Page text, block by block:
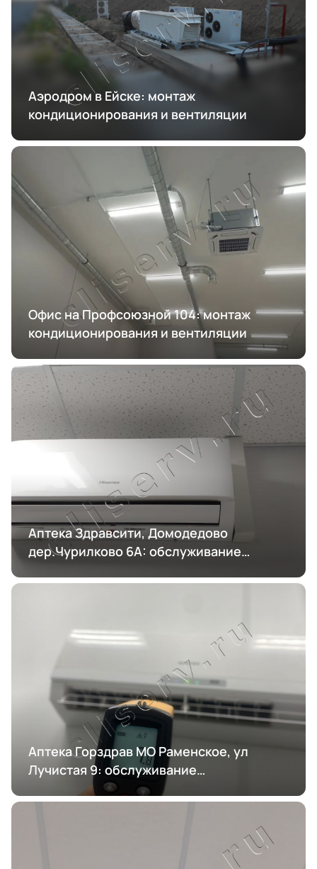
Аэродром в Ейске: монтаж
кондиционирования и вентиляции
Офис на Профсоюзной 104: монтаж
кондиционирования и вентиляции
Аптека Здравсити, Домодедово
дер.Чурилково 6А: обслуживание
Аптека Горздрав МО Раменское, ул
Лучистая 9: обслуживание
кондиционирования